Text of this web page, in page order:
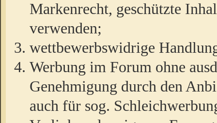
Markenrecht, geschützte
verwenden;
wettbewerbswidrige
Werbung im Forum ohne
Genehmigung durch den
auch für sog.